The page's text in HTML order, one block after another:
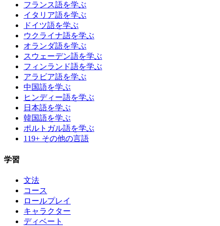
フランス語を学ぶ
イタリア語を学ぶ
ドイツ語を学ぶ
ウクライナ語を学ぶ
オランダ語を学ぶ
スウェーデン語を学ぶ
フィンランド語を学ぶ
アラビア語を学ぶ
中国語を学ぶ
ヒンディー語を学ぶ
日本語を学ぶ
韓国語を学ぶ
ポルトガル語を学ぶ
119+ その他の言語
学習
文法
コース
ロールプレイ
キャラクター
ディベート